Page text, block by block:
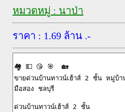
หมวดหมู่ : นาป่า
ราคา : 1.69 ล้าน .-